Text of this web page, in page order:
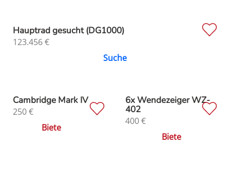
Hauptrad gesucht (DG1000)
123.456€
Suche
Cambridge Mark IV
250€
Biete
6x Wendezeiger WZ-
402
400€
Biete